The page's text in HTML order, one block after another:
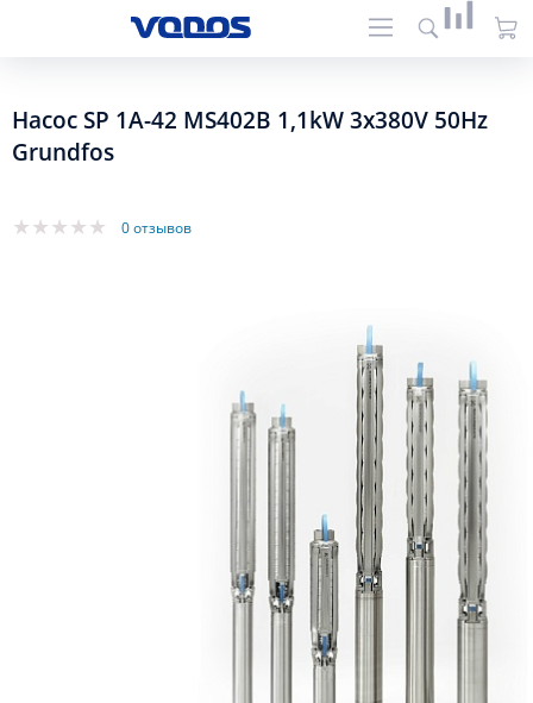
Насос SP 1A-42 MS402B 1,1kW 3x380V 50Hz
Grundfos
0 отзывов